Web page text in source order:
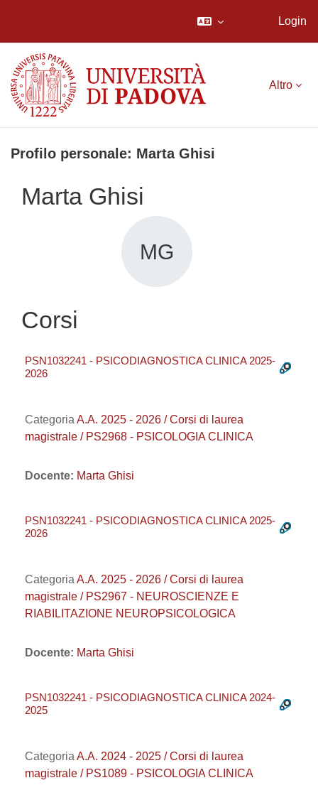
Login
Altro
Profilo personale: Marta Ghisi
Marta Ghisi
MG
Corsi
PSN1032241 - PSICODIAGNOSTICA CLINICA 2025-
2026
Categoria A.A. 2025 - 2026 / Corsi di laurea
magistrale / PS2968 - PSICOLOGIA CLINICA
Docente: Marta Ghisi
PSN1032241 - PSICODIAGNOSTICA CLINICA 2025-
2026
Categoria A.A. 2025 - 2026 / Corsi di laurea
magistrale / PS2967 - NEUROSCIENZE E
RIABILITAZIONE NEUROPSICOLOGICA
Docente: Marta Ghisi
PSN1032241 - PSICODIAGNOSTICA CLINICA 2024-
2025
Categoria A.A. 2024 - 2025 / Corsi di laurea
magistrale / PS1089 - PSICOLOGIA CLINICA